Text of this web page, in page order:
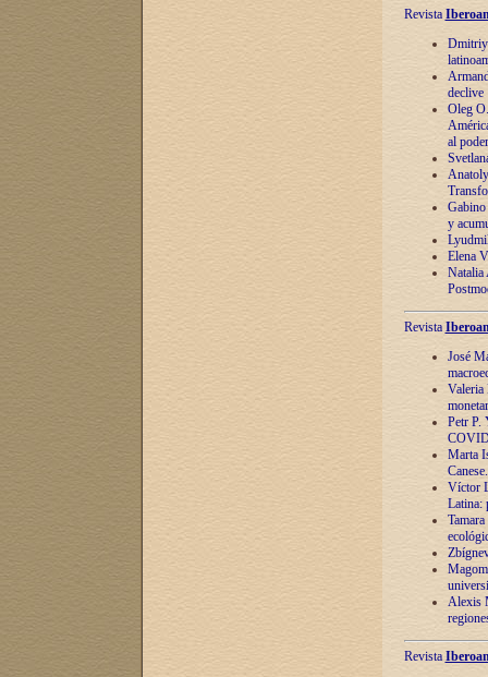
Revista
Dmitriy
declive
Oleg
al poder
y
Elena
Natalia
Revista
José
Valeria
Petr P.
Marta
Víctor
Latina:
Alexis
Revista